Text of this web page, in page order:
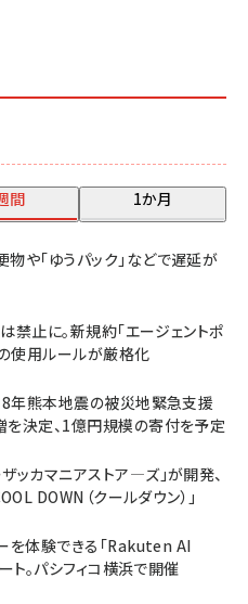
間 1か月
や「ゆうパック」などで遅延が
止に。新規約「エージェントポ
使用ルールが厳格化
8年熊本地震の被災地緊急支援
決定、1億円規模の寄付を予定
ッカマニアストア―ズ」が開発、
DOWN（クールダウン）」
を体験できる「Rakuten AI
。パシフィコ横浜で開催